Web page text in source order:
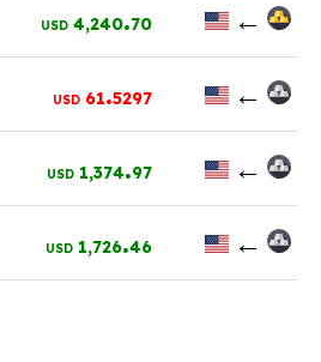
←
4,240.70
USD
←
61.5297
USD
←
1,374.97
USD
←
1,726.46
USD